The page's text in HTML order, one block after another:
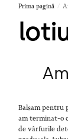
Prima pagină /
Balsam pentru
am terminat-o
de vârfurile